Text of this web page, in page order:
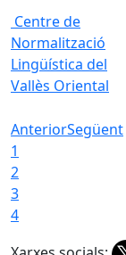
Centre de
Normalització
Lingüística del
Vallès Oriental
AnteriorSegüent
1
2
3
4